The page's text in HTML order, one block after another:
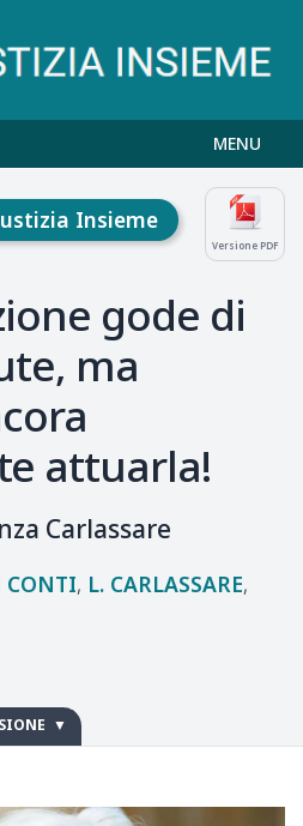
MENU
Versione PDF
Insieme
gode di
ma
attuarla!
Carlassare
CONTI L. CARLASSARE